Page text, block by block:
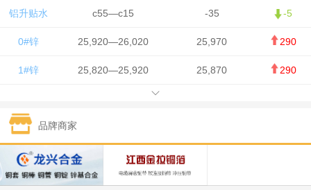
铝升贴水 c55—c15 -35 -5
0#锌 25,920—26,020 25,970 290
1#锌 25,820—25,920 25,870 290
1#锡 434,000—436,000
1#镍 129,550—130,750
1#白银 15,100—15,110 15,105 -70
品牌商家